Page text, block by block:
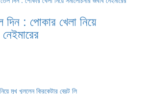
দিন : পোকার খেলা নিয়ে